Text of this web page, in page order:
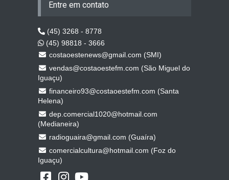
Entre em contato
(45) 3268 - 8778
(45) 98818 - 3666
costaoestenews@gmail.com (SMI)
vendas@costaoestefm.com (São Miguel do
Iguaçu)
financeiro93@costaoestefm.com (Santa
Helena)
dep.comercial1020@hotmail.com
(Medianeira)
radioguaira@gmail.com (Guaíra)
comercialcultura@hotmail.com (Foz do
Iguaçu)